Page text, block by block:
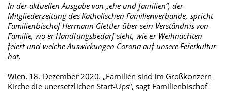
In der aktuellen Ausgabe von „ehe und familien“, der
Mitgliederzeitung des Katholischen Familienverbande, spricht
Familienbischof Hermann Glettler über sein Verständnis von
Familie, wo er Handlungsbedarf sieht, wie er Weihnachten
feiert und welche Auswirkungen Corona auf unsere Feierkultur
hat.
Wien, 18. Dezember 2020. „Familien sind im Großkonzern
Kirche die unersetzlichen Start-Ups“, sagt Familienbischof